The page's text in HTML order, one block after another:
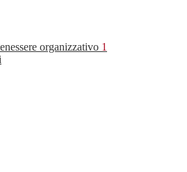
organizzativo 1